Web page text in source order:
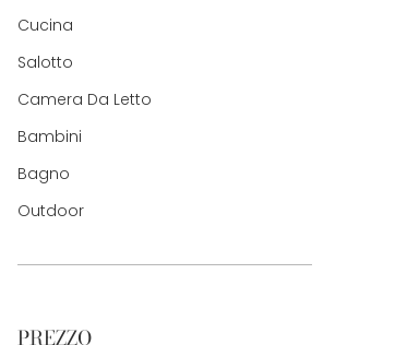
Cucina
Salotto
Camera Da Letto
Bambini
Bagno
Outdoor
PREZZO